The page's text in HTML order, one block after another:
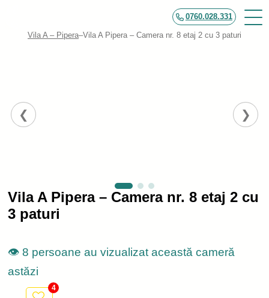
0760.028.331
Vila A – Pipera–Vila A Pipera – Camera nr. 8 etaj 2 cu 3 paturi
Vila A Pipera – Camera nr. 8 etaj 2 cu
3 paturi
👁️ 8 persoane au vizualizat această cameră
astăzi
4